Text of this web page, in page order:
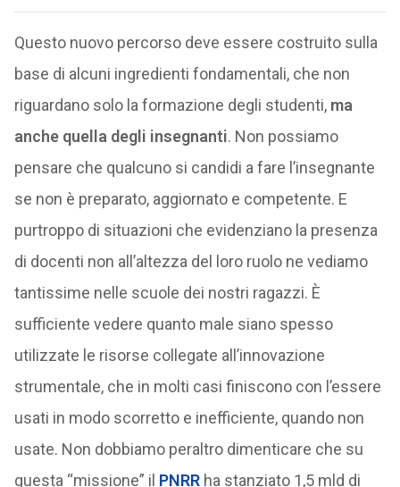
Questo nuovo percorso deve essere costruito sulla
base di alcuni ingredienti fondamentali, che non
riguardano solo la formazione degli studenti, ma
anche quella degli insegnanti. Non possiamo
pensare che qualcuno si candidi a fare l’insegnante
se non è preparato, aggiornato e competente. E
purtroppo di situazioni che evidenziano la presenza
di docenti non all’altezza del loro ruolo ne vediamo
tantissime nelle scuole dei nostri ragazzi. È
sufficiente vedere quanto male siano spesso
utilizzate le risorse collegate all’innovazione
strumentale, che in molti casi finiscono con l’essere
usati in modo scorretto e inefficiente, quando non
usate. Non dobbiamo peraltro dimenticare che su
questa “missione” il PNRRha stanziato 1,5 mld di